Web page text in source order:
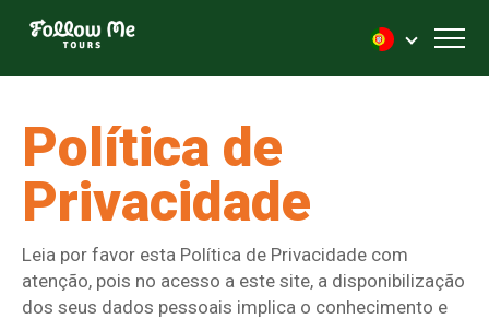
FollowMe!
Política de
Privacidade
Leia por favor esta Política de Privacidade com
atenção, pois no acesso a este site, a disponibilização
dos seus dados pessoais implica o conhecimento e